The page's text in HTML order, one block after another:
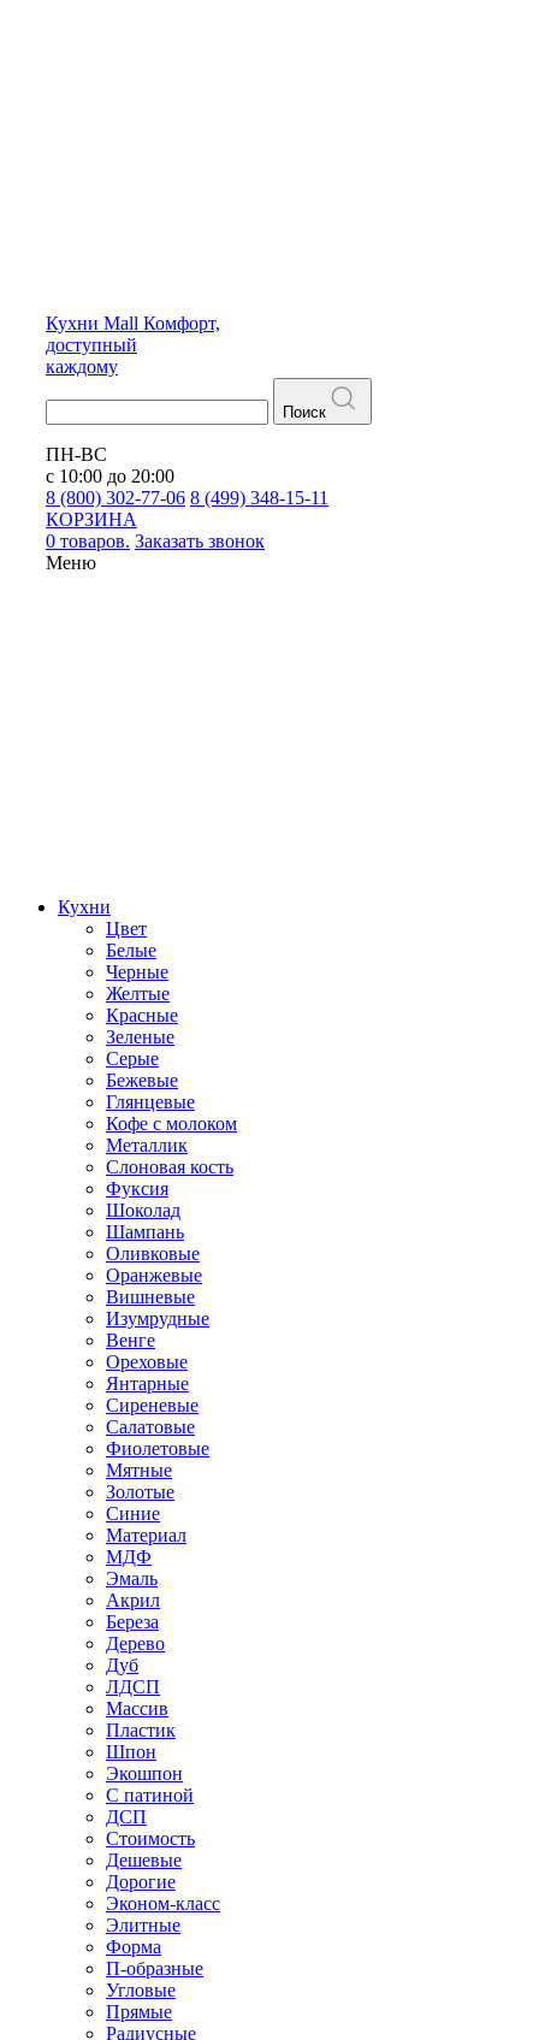
Кухни Mall Комфорт,
доступный
каждому
Поиск
ПН-ВС
с 10:00 до 20:00
8 (800) 302-77-06 8 (499) 348-15-11
КОРЗИНА
0 товаров. Заказать звонок
Меню
Кухни
Цвет
Белые
Черные
Желтые
Красные
Зеленые
Серые
Бежевые
Глянцевые
Кофе с молоком
Металлик
Слоновая кость
Фуксия
Шоколад
Шампань
Оливковые
Оранжевые
Вишневые
Изумрудные
Венге
Ореховые
Янтарные
Сиреневые
Салатовые
Фиолетовые
Мятные
Золотые
Синие
Материал
МДФ
Эмаль
Акрил
Береза
Дерево
Дуб
ЛДСП
Массив
Пластик
Шпон
Экошпон
С патиной
ДСП
Стоимость
Дешевые
Дорогие
Эконом-класс
Элитные
Форма
П-образные
Угловые
Прямые
Радиусные